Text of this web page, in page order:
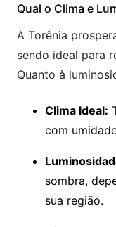
Qual o Clima e
A Torênia
sendo ideal para
Quanto à
Clima Ideal:
com
sombra,
sua região.